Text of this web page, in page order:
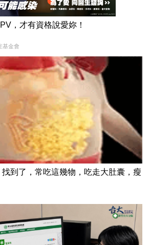
，才有資格說愛妳！
基金會
到了，常吃這幾物，吃走大肚囊，瘦